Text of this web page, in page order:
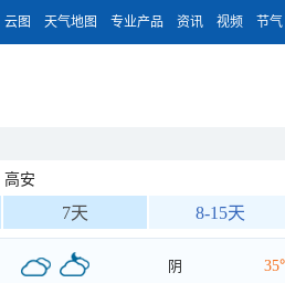
云图 天气地图 专业产品 资讯 视频 节气
高安
7天 8-15天
阴